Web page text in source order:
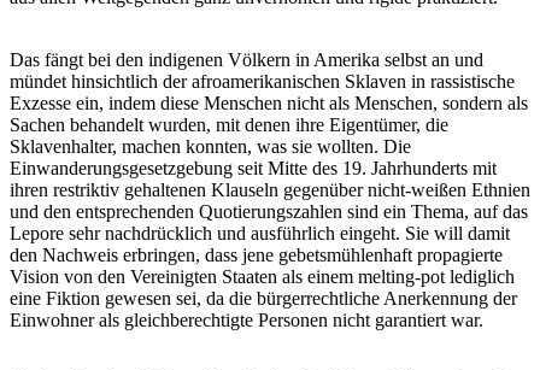
Das fängt bei den indigenen Völkern in Amerika selbst an und
mündet hinsichtlich der afroamerikanischen Sklaven in rassistische
Exzesse ein, indem diese Menschen nicht als Menschen, sondern als
Sachen behandelt wurden, mit denen ihre Eigentümer, die
Sklavenhalter, machen konnten, was sie wollten. Die
Einwanderungsgesetzgebung seit Mitte des 19. Jahrhunderts mit
ihren restriktiv gehaltenen Klauseln gegenüber nicht-weißen Ethnien
und den entsprechenden Quotierungszahlen sind ein Thema, auf das
Lepore sehr nachdrücklich und ausführlich eingeht. Sie will damit
den Nachweis erbringen, dass jene gebetsmühlenhaft propagierte
Vision von den Vereinigten Staaten als einem melting-pot lediglich
eine Fiktion gewesen sei, da die bürgerrechtliche Anerkennung der
Einwohner als gleichberechtigte Personen nicht garantiert war.